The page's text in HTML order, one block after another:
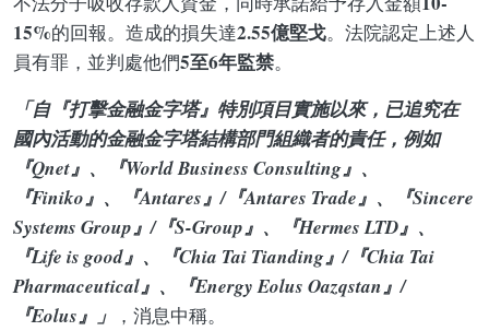
15%的回報。造成的損失達2.55億堅戈。法院認定上述人
員有罪，並判處他們5至6年監禁。
「自『打擊金融金字塔』特別項目實施以來，已追究在
國內活動的金融金字塔結構部門組織者的責任，例如
『Qnet』、『World Business Consulting』、
『Finiko』、『Antares』/『Antares Trade』、『Sincere
Systems Group』/『S-Group』、『Hermes LTD』、
『Life is good』、『Chia Tai Tianding』/『Chia Tai
Pharmaceutical』、『Energy Eolus Oazqstan』/
『Eolus』」
，消息中稱。